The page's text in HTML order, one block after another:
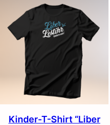
Kinder-T-Shirt “Liber